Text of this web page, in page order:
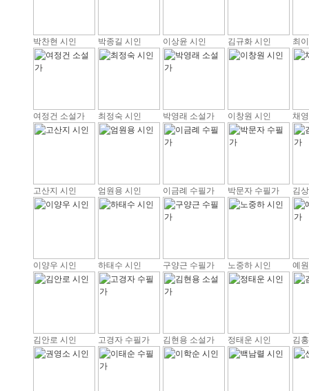
박찬현 시인 박종길 시인 이상윤 시인 김규화 시인 최
여정건 소설가 최정숙 시인 박영래 소설가 이창원 시인 채
고산지 시인 엄원용 시인 이금례 수필가 박문자 수필가 김
이양우 시인 하태수 시인 구양근 수필가 노중하 시인 예
김안로 시인 고경자 수필가 김현용 소설가 정태운 시인 김